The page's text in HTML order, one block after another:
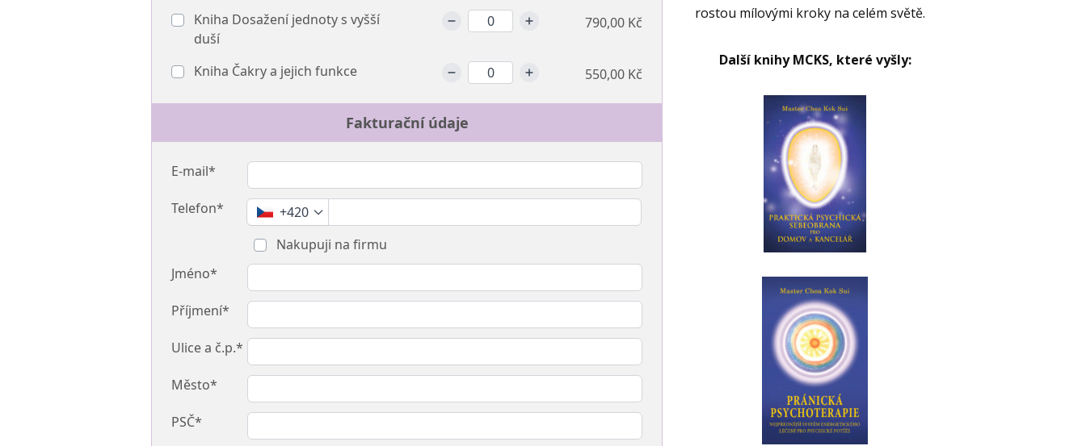
Kniha Dosažení jednoty s vyšší
duší
790,00 Kč
Kniha Čakry a jejich funkce 550,00 Kč
Fakturační údaje
E-mail*
Telefon*
+420
Nakupuji na firmu
Jméno*
Příjmení*
Ulice a č.p.*
Město*
PSČ*
rostou mílovými kroky na celém světě.
Další knihy MCKS, které vyšly: